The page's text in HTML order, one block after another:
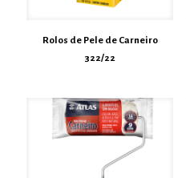
Rolos de Pele de Carneiro
322/22